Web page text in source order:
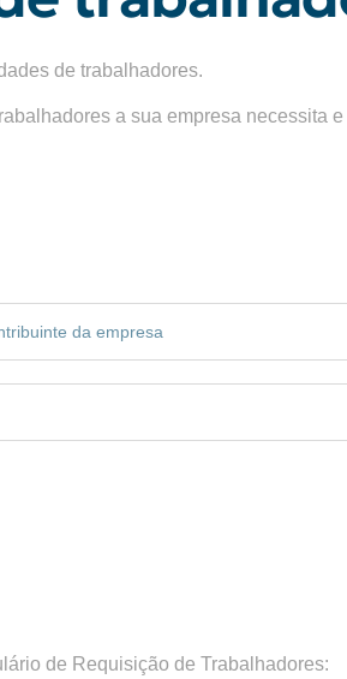
de trabalhadores.
a sua empresa necessita
de Requisição de Trabalhadores: